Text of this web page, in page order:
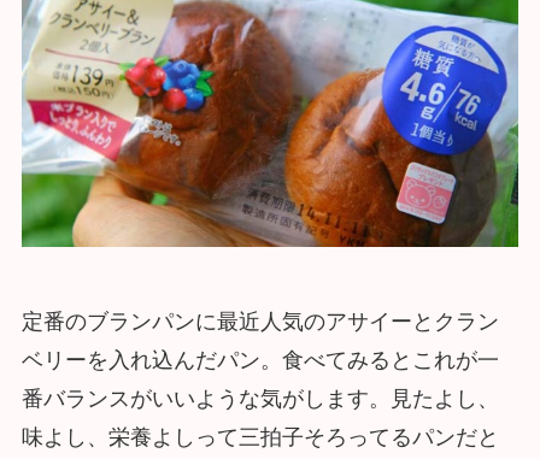
定番のブランパンに最近人気のアサイーとクラン
ベリーを入れ込んだパン。食べてみるとこれが一
番バランスがいいような気がします。見たよし、
味よし、栄養よしって三拍子そろってるパンだと